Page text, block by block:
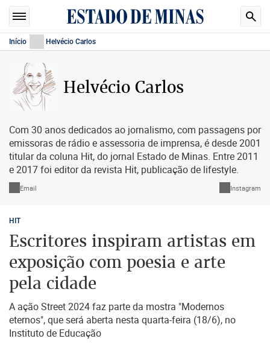
Início Helvécio Carlos
Helvécio Carlos
Com 30 anos dedicados ao jornalismo, com passagens por
emissoras de rádio e assessoria de imprensa, é desde 2001
titular da coluna Hit, do jornal Estado de Minas. Entre 2011
e 2017 foi editor da revista Hit, publicação de lifestyle.
Email Instagram
HIT
Escritores inspiram artistas em
exposição com poesia e arte
pela cidade
A ação Street 2024 faz parte da mostra "Modernos
eternos", que será aberta nesta quarta-feira (18/6), no
Instituto de Educação